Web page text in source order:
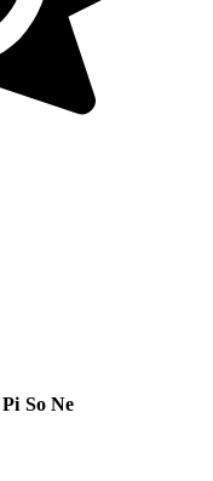
Pi So Ne